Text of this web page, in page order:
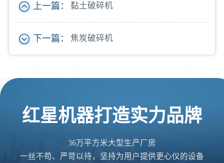
上一篇： 黏土破碎机
下一篇： 焦炭破碎机
红星机器打造实力品牌
36万平方米大型生产厂房
一丝不苟、严苛以待，坚持为用户提供更心仪的设备